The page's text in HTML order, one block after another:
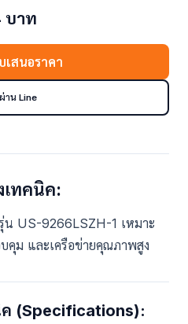
บาท
เสนอราคา
าน Line
เทคนิค:
US-9266LSZH-1 เหมาะ
ม และเครือข่ายคุณภาพสูง
ค (Specifications):